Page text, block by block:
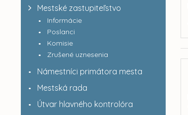
Mestské zastupiteľstvo
Informácie
Poslanci
Komisie
Zrušené uznesenia
Námestníci primátora mesta
Mestská rada
Útvar hlavného kontrolóra